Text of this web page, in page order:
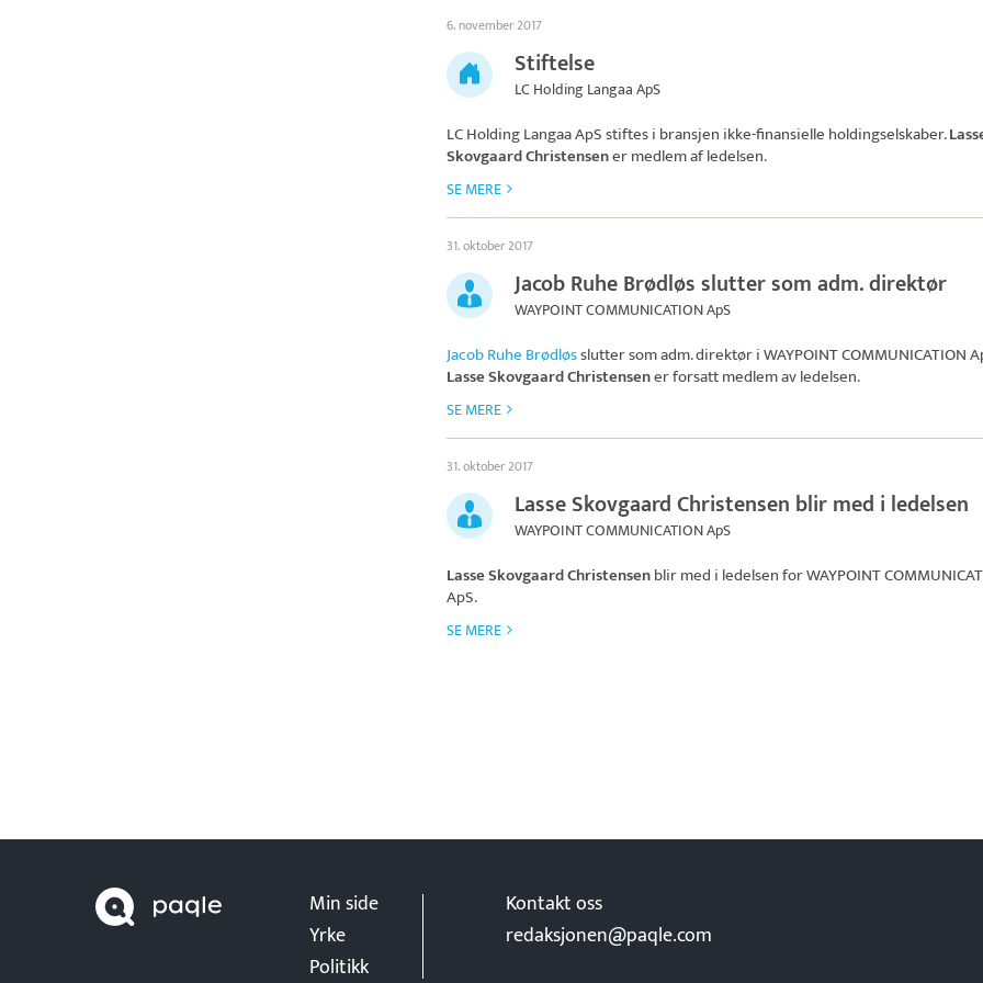
6. november 2017
Stiftelse
LC Holding Langaa ApS
LC Holding Langaa ApSstiftes i bransjen ikke-finansielle holdingselskaber.
Skovgaard Christensener medlem af ledelsen.
SE MERE
31. oktober 2017
Jacob Ruhe Brødløs slutter som adm. direktør
WAYPOINT COMMUNICATION ApS
Jacob Ruhe Brødløsslutter som adm. direktør iWAYPOINT COMMUNICATION
Lasse Skovgaard Christensener forsatt medlem av ledelsen.
SE MERE
31. oktober 2017
Lasse Skovgaard Christensen blir med i ledelsen
WAYPOINT COMMUNICATION ApS
Lasse Skovgaard Christensenblir med i ledelsen forWAYPOINT
ApS.
SE MERE
Min side
Yrke
Politikk
Kontakt oss
redaksjonen@paqle.com